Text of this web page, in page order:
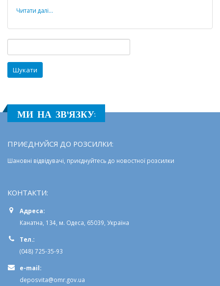
порад,
Читати далі...
МИ НА ЗВ'ЯЗКУ:
ПРИЄДНУЙСЯ ДО РОЗСИЛКИ:
Шановні відвідувачі, приєднуйтесь до новостної розсилки
КОНТАКТИ:
Адреса:
Канатна, 134, м. Одеса, 65039, Україна
Тел.:
(048) 725-35-93
e-mail:
deposvita@omr.gov.ua